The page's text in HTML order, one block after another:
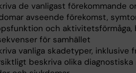
de vanligast förekommande
avseende förekomst,
och aktivitetsförmåga,
för samhället
vanliga skadetyper, inklusive
beskriva olika